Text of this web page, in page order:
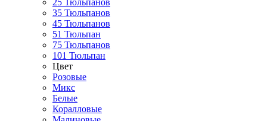
25 Тюльпанов
35 Тюльпанов
45 Тюльпанов
51 Тюльпан
75 Тюльпанов
101 Тюльпан
Цвет
Розовые
Микс
Белые
Коралловые